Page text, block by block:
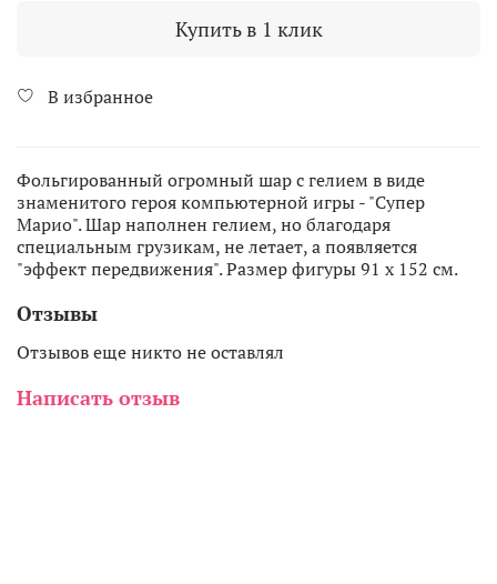
Купить в 1 клик
В избранное
Фольгированный огромный шар с гелием в виде
знаменитого героя компьютерной игры - "Супер
Марио". Шар наполнен гелием, но благодаря
специальным грузикам, не летает, а появляется
"эффект передвижения". Размер фигуры 91 х 152 см.
Отзывы
Отзывов еще никто не оставлял
Написать отзыв